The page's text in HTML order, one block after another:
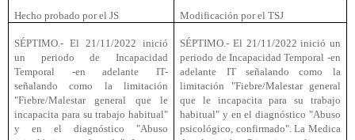
Hecho probado por el JS Modificación por el TSJ
SÉPTIMO.- El 21/11/2022 inició
un periodo de Incapacidad
Temporal -en adelante IT-
señalando como la limitación
"Fiebre/Malestar general que le
incapacita para su trabajo habitual"
y en el diagnóstico "Abuso
SÉPTIMO.- El 21/11/2022 inició un
periodo de Incapacidad Temporal -en
adelante IT señalando como la
limitación "Fiebre/Malestar general
que le incapacita para su trabajo
habitual" y en el diagnóstico "Abuso
psicológico, confirmado". La Medica